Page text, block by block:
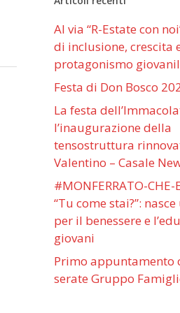
Al via “R-Estate con
di inclusione, crescita
protagonismo
Festa di Don Bosco
La festa
l’inaugurazione della
tensostruttura
Valentino – Casale
#MONFERRATO-CHE-
“Tu come stai?”:
per il benessere e
giovani
Primo appuntamento
serate Gruppo